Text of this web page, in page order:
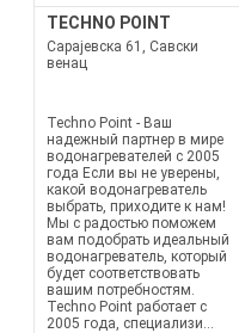
TECHNO POINT
Сарајевска 61, Савски
венац
Techno Point - Ваш
надежный партнер в мире
водонагревателей с 2005
года Если вы не уверены,
какой водонагреватель
выбрать, приходите к нам!
Мы с радостью поможем
вам подобрать идеальный
водонагреватель, который
будет соответствовать
вашим потребностям.
Techno Point работает с
2005 года, специализи...